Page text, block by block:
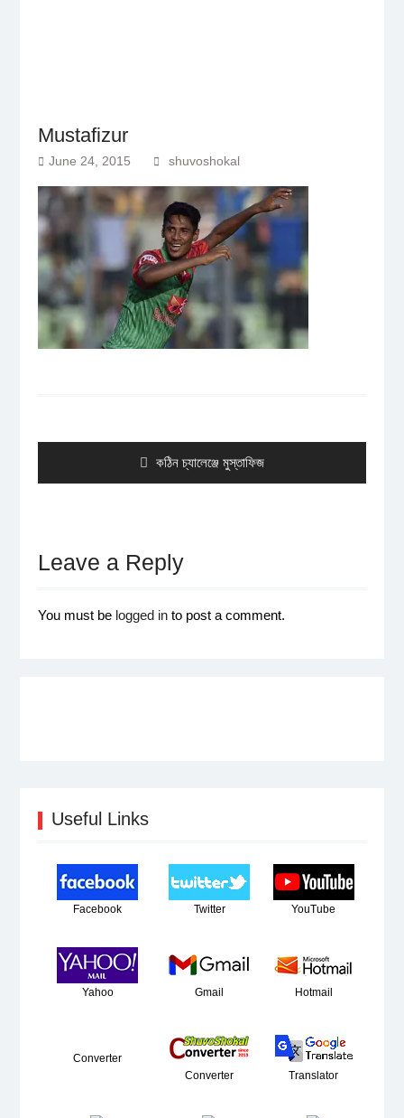
Mustafizur
June 24, 2015 shuvoshokal
Previous
post:
কঠিন চ্যালেঞ্জে মুস্তাফিজ
Leave a Reply
You must be logged into post a comment.
Useful Links
Facebook Twitter YouTube
Yahoo Gmail Hotmail
Converter
Converter
Translator